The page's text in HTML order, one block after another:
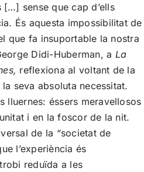
[…] sense que cap d’ells
És aquesta impossibilitat de
que fa insuportable la nostra
Didi-Huberman, a La
reflexiona al voltant de la
seva absoluta necessitat.
lluernes: éssers meravellosos
i en la foscor de la nit.
de la “societat de
l’experiència és
reduïda a les